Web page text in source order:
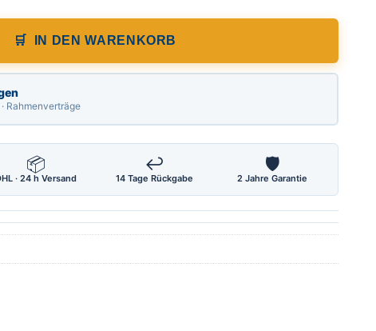
IN DEN WARENKORB
Rahmenverträge
📦
· 24 h Versand
↩
14 Tage Rückgabe
🛡
2 Jahre Garantie